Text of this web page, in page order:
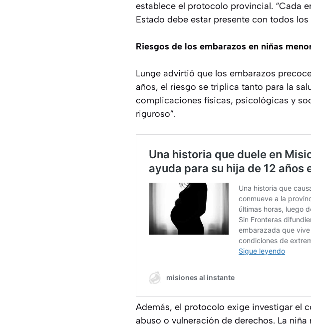
establece el protocolo provincial. “Cada
Estado debe estar presente con todos
Riesgos de los embarazos en niñas
Lunge advirtió que los embarazos
años, el riesgo se triplica tanto para la
complicaciones físicas, psicológicas y
riguroso”.
Además, el protocolo exige investigar el
abuso o vulneración de derechos. La